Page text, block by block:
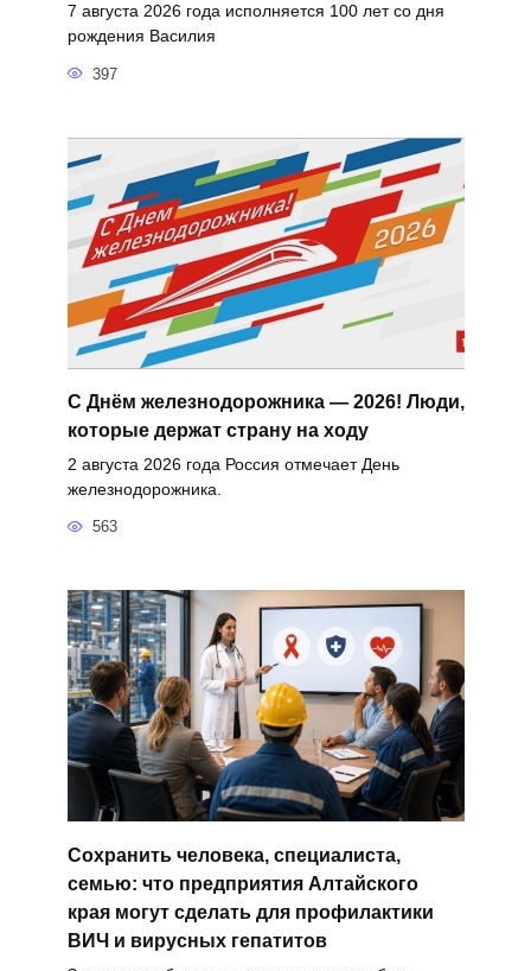
7 августа 2026 года исполняется 100 лет со дня
рождения Василия
397
С Днём железнодорожника — 2026! Люди,
которые держат страну на ходу
2 августа 2026 года Россия отмечает День
железнодорожника.
563
Сохранить человека, специалиста,
семью: что предприятия Алтайского
края могут сделать для профилактики
ВИЧ и вирусных гепатитов